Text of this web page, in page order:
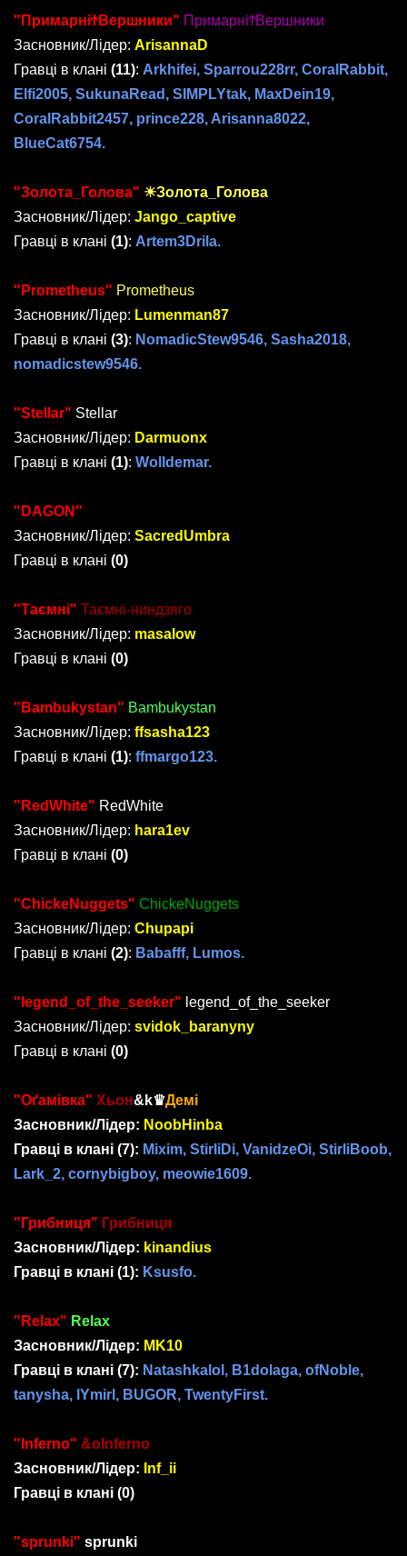
"ПримарніϮВершники" ПримарніϮВершники
Засновник/Лідер: ArisannaD
Гравці в клані (11): Arkhifei, Sparrou228rr, CoralRabbit,
Elfi2005, SukunaRead, SIMPLYtak, MaxDein19,
CoralRabbit2457, prince228, Arisanna8022,
BlueCat6754.
"Золота_Голова" ☀Золота_Голова
Засновник/Лідер: Jango_captive
Гравці в клані (1): Artem3Drila.
"Prometheus" Prometheus
Засновник/Лідер: Lumenman87
Гравці в клані (3): NomadicStew9546, Sasha2018,
nomadicstew9546.
"Stellar" Stellar
Засновник/Лідер: Darmuonx
Гравці в клані (1): Wolldemar.
"DAGON"
Засновник/Лідер: SacredUmbra
Гравці в клані (0)
"Таємні" Таємні-ниндзяго
Засновник/Лідер: masalow
Гравці в клані (0)
"Bambukystan" Bambukystan
Засновник/Лідер: ffsasha123
Гравці в клані (1): ffmargo123.
"RedWhite" RedWhite
Засновник/Лідер: hara1ev
Гравці в клані (0)
"ChickeNuggets" ChickeNuggets
Засновник/Лідер: Chupapi
Гравці в клані (2): Babafff, Lumos.
"legend_of_the_seeker" legend_of_the_seeker
Засновник/Лідер: svidok_baranyny
Гравці в клані (0)
"Оґамівка" Хьон&k♛Демі
Засновник/Лідер: NoobHinba
Гравці в клані (7): Mixim, StirliDi, VanidzeOi, StirliBoob,
Lark_2, cornybigboy, meowie1609.
"Грибниця" Грибниця
Засновник/Лідер: kinandius
Гравці в клані (1): Ksusfo.
"Relax" Relax
Засновник/Лідер: MK10
Гравці в клані (7): Natashkalol, B1dolaga, ofNoble,
tanysha, lYmirl, BUGOR, TwentyFirst.
"Inferno" &oInferno
Засновник/Лідер: Inf_ii
Гравці в клані (0)
"sprunki" sprunki